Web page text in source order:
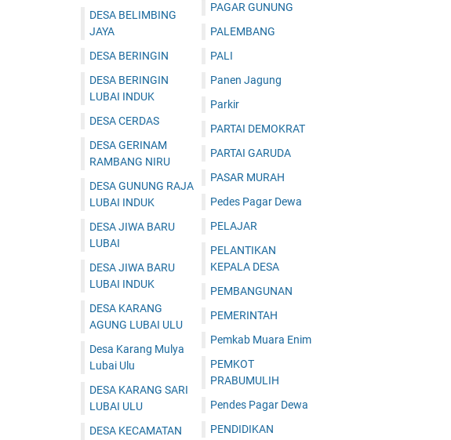
DESA BELIMBING
JAYA
DESA BERINGIN
DESA BERINGIN
LUBAI INDUK
DESA CERDAS
DESA GERINAM
RAMBANG NIRU
DESA GUNUNG RAJA
LUBAI INDUK
DESA JIWA BARU
LUBAI
DESA JIWA BARU
LUBAI INDUK
DESA KARANG
AGUNG LUBAI ULU
Desa Karang Mulya
Lubai Ulu
DESA KARANG SARI
LUBAI ULU
DESA KECAMATAN
PAGAR GUNUNG
PALEMBANG
PALI
Panen Jagung
Parkir
PARTAI DEMOKRAT
PARTAI GARUDA
PASAR MURAH
Pedes Pagar Dewa
PELAJAR
PELANTIKAN
KEPALA DESA
PEMBANGUNAN
PEMERINTAH
Pemkab Muara Enim
PEMKOT
PRABUMULIH
Pendes Pagar Dewa
PENDIDIKAN